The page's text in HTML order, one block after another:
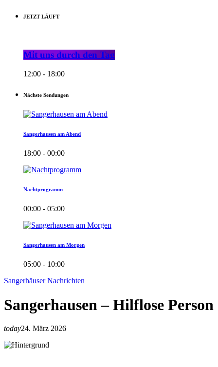
JETZT LÄUFT
Mit uns durch den Tag
12:00 - 18:00
Nächste Sendungen
Sangerhausen am Abend
18:00 - 00:00
Nachtprogramm
00:00 - 05:00
Sangerhausen am Morgen
05:00 - 10:00
Sangerhäuser Nachrichten
Sangerhausen – Hilflose Person
today24. März 2026